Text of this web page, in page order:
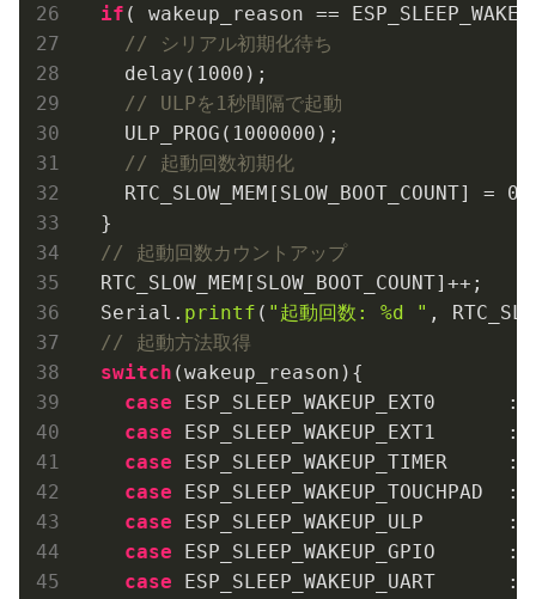
if ( wakeup_reason ==
// シリアル初期化待ち
    delay(
1000 );
// ULPを1秒間隔で起動
    ULP_PROG(
1000000 );
// 起動回数初期化
    RTC_SLOW_MEM[SLOW_BOOT_COUNT] =
0
  }
// 起動回数カウントアップ
  RTC_SLOW_MEM[SLOW_BOOT_COUNT]++;
  Serial.
printf ( "起動回数: %d " ,
// 起動方法取得
switch (wakeup_reason){
case ESP_SLEEP_WAKEUP_EXT0
case ESP_SLEEP_WAKEUP_EXT1
case ESP_SLEEP_WAKEUP_TIMER
case
case ESP_SLEEP_WAKEUP_ULP
case ESP_SLEEP_WAKEUP_GPIO
case ESP_SLEEP_WAKEUP_UART